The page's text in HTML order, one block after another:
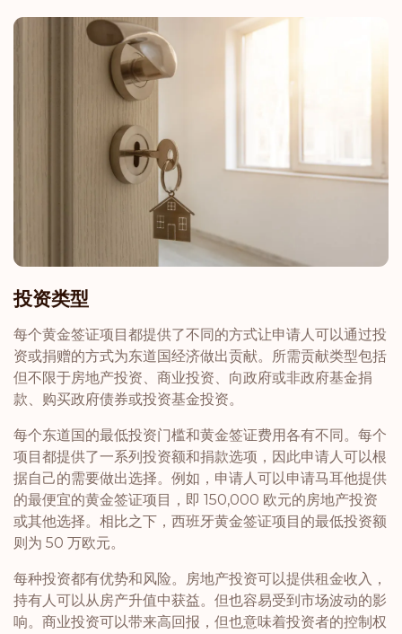
投资类型
每个黄金签证项目都提供了不同的方式让申请人可以通过投
资或捐赠的方式为东道国经济做出贡献。所需贡献类型包括
但不限于房地产投资、商业投资、向政府或非政府基金捐
款、购买政府债券或投资基金投资。
每个东道国的最低投资门槛和黄金签证费用各有不同。每个
项目都提供了一系列投资额和捐款选项，因此申请人可以根
据自己的需要做出选择。例如，申请人可以申请马耳他提供
的最便宜的黄金签证项目，即 150,000 欧元的房地产投资
或其他选择。相比之下，西班牙黄金签证项目的最低投资额
则为 50 万欧元。
每种投资都有优势和风险。房地产投资可以提供租金收入，
持有人可以从房产升值中获益。但也容易受到市场波动的影
响。商业投资可以带来高回报，但也意味着投资者的控制权